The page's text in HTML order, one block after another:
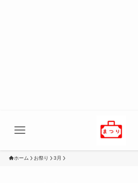
ホーム お祭り 3月